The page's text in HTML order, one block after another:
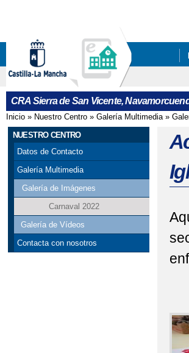
CRA Sierra de San Vicente,
Se encuentra usted aquí
Inicio » Nuestro Centro » Galería Multimedia»
NUESTRO CENTRO
Datos de Contacto
Galería Multimedia
Galería de Imágenes
Carnaval 2022
Galería de Vídeos
Contacta con nosotros